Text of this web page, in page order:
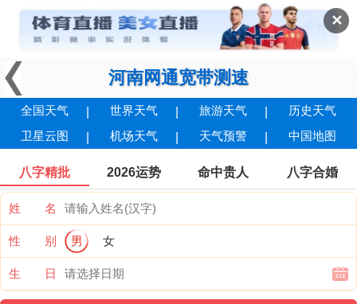
✕
河南网通宽带测速
全国天气 世界天气 旅游天气
历史天气
卫星云图
机场天气 天气预警 中国地图
八字精批 2026运势 命中贵人 八字合婚
姓 名
性 别 男 女
生 日